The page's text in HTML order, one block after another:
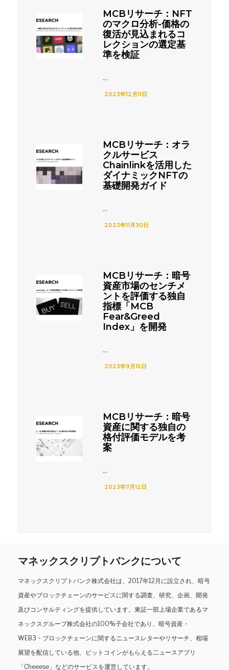
MCBリサーチ：NFT
のマクロ分析-価格の
復活が見込まれるコ
レクションの選定基
準を検証
...
2023年12月11日
MCBリサーチ：オラ
クルサービス
Chainlinkを活用した
ダイナミックNFTの
基礎開発ガイド
...
2023年11月30日
MCBリサーチ：暗号
資産市場のセンチメ
ントを評価する独自
指標「MCB
Fear&Greed
Index」を開発
...
2023年9月15日
MCBリサーチ：暗号
資産に関する独自の
格付評価モデルを考
案
...
2023年7月12日
マネックスクリプトバンクについて
マネックスクリプトバンク株式会社は、2017年12月に設立され、暗号
資産やブロックチェーンのサービスに関する調査、研究、企画、開発
及びコンサルティングを提供しています。東証一部上場企業であるマ
ネックスグループ株式会社の100%子会社であり、暗号資産・
WEB3・ブロックチェーンに関するニュースレターやリサーチ、相場
展望を配信している他、ビットコインがもらえる二ュースアプリ
「Cheeese」などのサービスを運営しています。